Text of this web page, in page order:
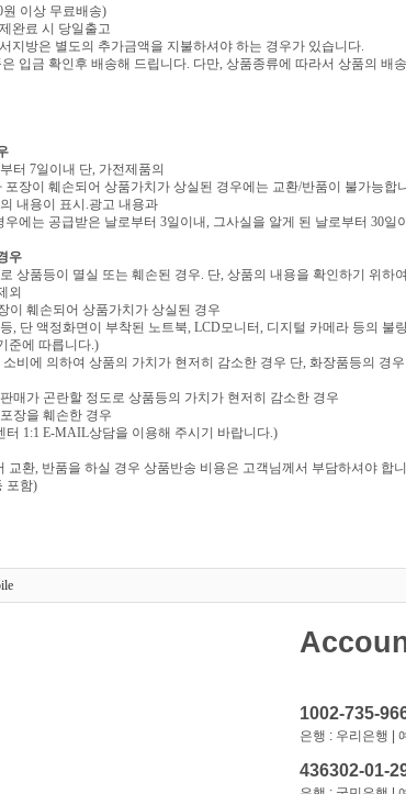
원 이상 무료배송)
완료 시 당일출고
지방은 별도의 추가금액을 지불하셔야 하는 경우가 있습니다.
입금 확인후 배송해 드립니다. 다만, 상품종류에 따라서 상품의 배
터 7일이내 단, 가전제품의
장이 훼손되어 상품가치가 상실된 경우에는 교환/반품이 불가능합
내용이 표시.광고 내용과
에는 공급받은 날로부터 3일이내, 그사실을 알게 된 날로부터 30일
우
상품등이 멸실 또는 훼손된 경우. 단, 상품의 내용을 확인하기 위하여
외
이 훼손되어 상품가치가 상실된 경우
, 단 액정화면이 부착된 노트북, LCD모니터, 디지털 카메라 등의 불
준에 따릅니다.)
비에 의하여 상품의 가치가 현저히 감소한 경우 단, 화장품등의 경
매가 곤란할 정도로 상품등의 가치가 현저히 감소한 경우
장을 훼손한 경우
터 1:1 E-MAIL상담을 이용해 주시기 바랍니다.)
환, 반품을 하실 경우 상품반송 비용은 고객님께서 부담하셔야 합
포함)
1002-735-
은행 : 우리은행 |
436302-01-